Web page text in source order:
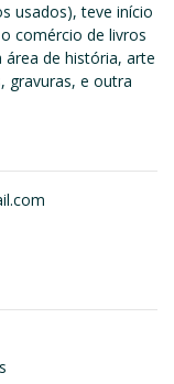
usados), teve início
comércio de livros
de história, arte
gravuras, e outra